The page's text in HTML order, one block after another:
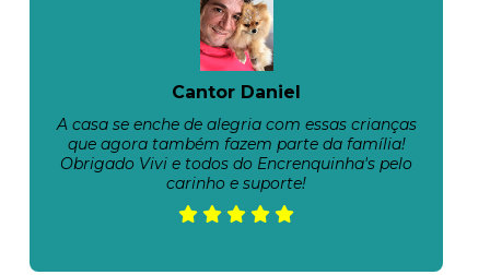
Cantor Daniel
A casa se enche de alegria com essas crianças
que agora também fazem parte da família!
Obrigado Vivi e todos do Encrenquinha's pelo
carinho e suporte!